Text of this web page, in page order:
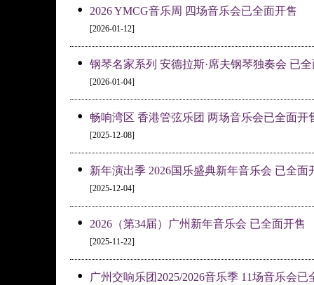
• 2026 YMCG音乐周 四场音乐会已全面开售
[2026-01-12]
• 钢琴名家系列 安德拉斯·席夫钢琴独奏会 已
[2026-01-04]
• 畅响湾区 香港管弦乐团 两场音乐会已全面开
[2025-12-08]
• 新年演出季 2026国乐盛典新年音乐会 已全面
[2025-12-04]
• 2026（第34届）广州新年音乐会 已全面开售
[2025-11-22]
• 广州交响乐团2025/2026音乐季 11场音乐会已